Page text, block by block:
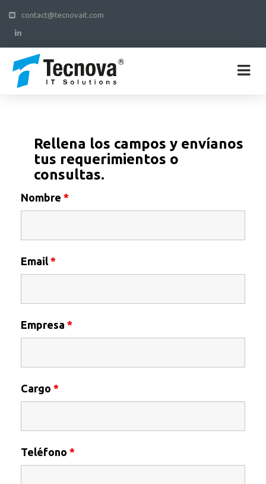
contact@tecnovait.com
Rellena los campos y envíanos
tus requerimientos o
consultas.
Nombre *
Email *
Empresa *
Cargo *
Teléfono *